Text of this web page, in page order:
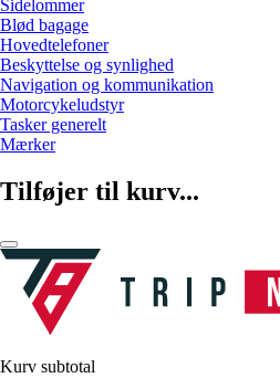
Sidelommer
Blød bagage
Hovedtelefoner
Beskyttelse og synlighed
Navigation og kommunikation
Motorcykeludstyr
Tasker generelt
Mærker
Tilføjer til kurv...
Kurv subtotal